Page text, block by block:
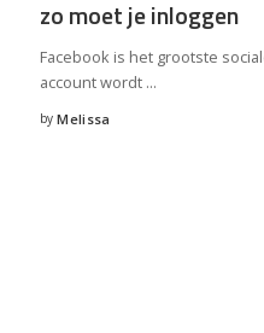
zo moet je inloggen
Facebook is het grootste
account wordt ...
Posted
by Melissa